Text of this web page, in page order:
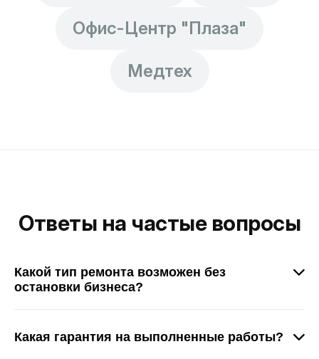
Офис-Центр "Плаза"
Медтех
Ответы на частые вопросы
Какой тип ремонта возможен без
остановки бизнеса?
Текущий ремонт, косметические работы
Какая гарантия на выполненные работы?